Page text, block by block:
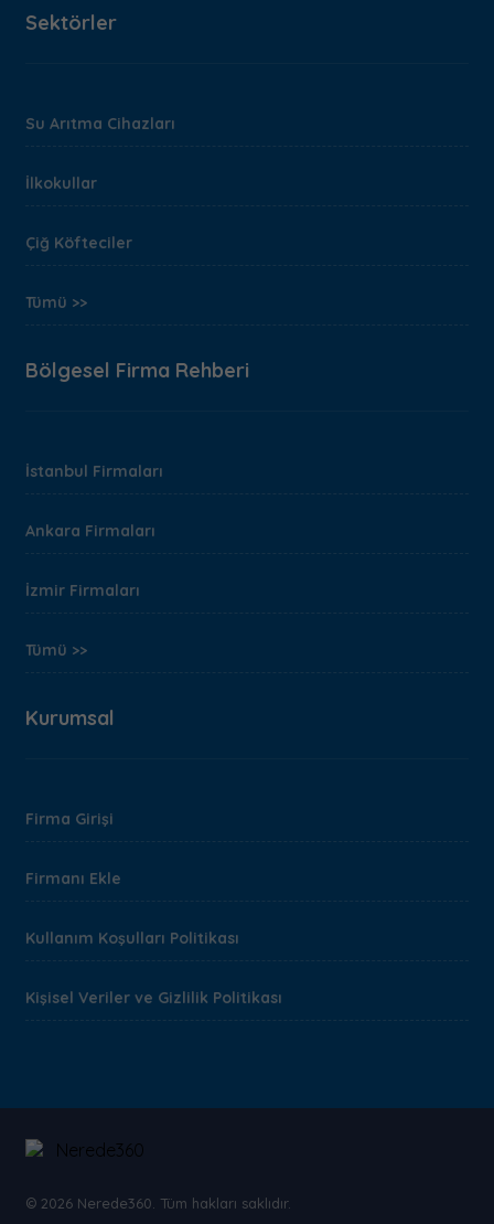
Sektörler
Su Arıtma Cihazları
İlkokullar
Çiğ Köfteciler
Tümü >>
Bölgesel Firma Rehberi
İstanbul Firmaları
Ankara Firmaları
İzmir Firmaları
Tümü >>
Kurumsal
Firma Girişi
Firmanı Ekle
Kullanım Koşulları Politikası
Kişisel Veriler ve Gizlilik Politikası
© 2026 Nerede360. Tüm hakları saklıdır.